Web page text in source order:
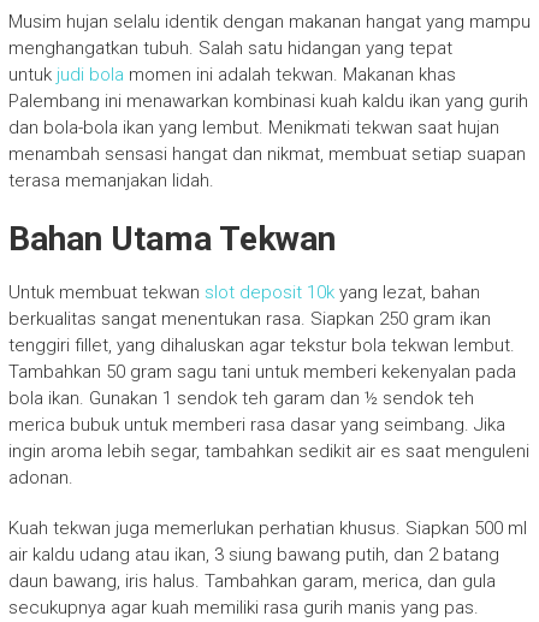
Musim hujan selalu identik dengan makanan hangat yang mampu
menghangatkan tubuh. Salah satu hidangan yang tepat
untuk judi bola momen ini adalah tekwan. Makanan khas
Palembang ini menawarkan kombinasi kuah kaldu ikan yang gurih
dan bola-bola ikan yang lembut. Menikmati tekwan saat hujan
menambah sensasi hangat dan nikmat, membuat setiap suapan
terasa memanjakan lidah.
Bahan Utama Tekwan
Untuk membuat tekwan slot deposit 10kyang lezat, bahan
berkualitas sangat menentukan rasa. Siapkan 250 gram ikan
tenggiri fillet, yang dihaluskan agar tekstur bola tekwan lembut.
Tambahkan 50 gram sagu tani untuk memberi kekenyalan pada
bola ikan. Gunakan 1 sendok teh garam dan ½ sendok teh
merica bubuk untuk memberi rasa dasar yang seimbang. Jika
ingin aroma lebih segar, tambahkan sedikit air es saat menguleni
adonan.
Kuah tekwan juga memerlukan perhatian khusus. Siapkan 500 ml
air kaldu udang atau ikan, 3 siung bawang putih, dan 2 batang
daun bawang, iris halus. Tambahkan garam, merica, dan gula
secukupnya agar kuah memiliki rasa gurih manis yang pas.